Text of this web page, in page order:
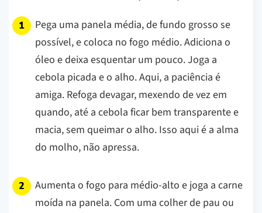
Pega uma panela média, de fundo grosso se
possível, e coloca no fogo médio. Adiciona o
óleo e deixa esquentar um pouco. Joga a
cebola picada e o alho. Aqui, a paciência é
amiga. Refoga devagar, mexendo de vez em
quando, até a cebola ficar bem transparente e
macia, sem queimar o alho. Isso aqui é a alma
do molho, não apressa.
Aumenta o fogo para médio-alto e joga a carne
moída na panela. Com uma colher de pau ou